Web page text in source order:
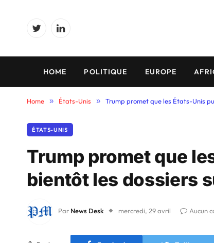
TwitterLinkedIn
HOME POLITIQUE EUROPE
Home » États-Unis » Trump promet que les États-Unis
ÉTATS-UNIS
Trump promet que
bientôt les dossiers
Par News Desk mercredi, 29 avril Aucun